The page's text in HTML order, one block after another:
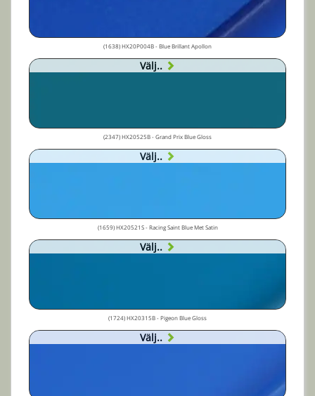
(1638) HX20P004B - Blue Brillant Apollon
Välj..
(2347) HX20525B - Grand Prix Blue Gloss
Välj..
(1659) HX20521S - Racing Saint Blue Met Satin
Välj..
(1724) HX20315B - Pigeon Blue Gloss
Välj..